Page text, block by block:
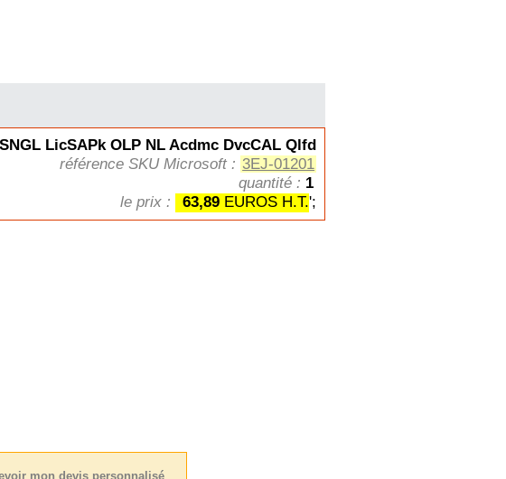
LicSAPk OLP NL Acdmc DvcCAL Qlfd
référence SKU Microsoft : 3EJ-01201
quantité : 1
le prix :
63,89 EUROS H.T.';